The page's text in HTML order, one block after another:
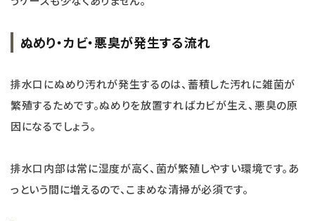
ぬめり・カビ・悪臭が発生する流れ
排水口にぬめり汚れが発生するのは、蓄積した汚れに雑菌が
繁殖するためです。ぬめりを放置すればカビが生え、悪臭の原
因になるでしょう。
排水口内部は常に湿度が高く、菌が繁殖しやすい環境です。あ
っという間に増えるので、こまめな清掃が必須です。